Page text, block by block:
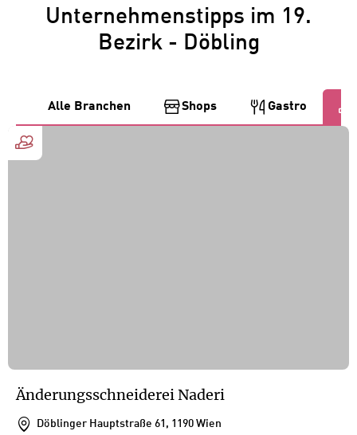
Unternehmenstipps im 19.
Bezirk - Döbling
Alle Branchen Shops Gastro
Änderungsschneiderei Naderi
Döblinger Hauptstraße 61, 1190 Wien